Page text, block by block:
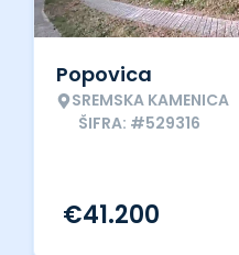
Popovica
SREMSKA KAMENICA
ŠIFRA: #529316
€41.200